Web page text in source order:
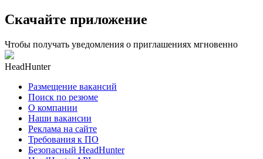
Скачайте приложение
Чтобы получать уведомления о приглашениях мгновенно
HeadHunter
Размещение вакансий
Поиск по резюме
О компании
Наши вакансии
Реклама на сайте
Требования к ПО
Безопасный HeadHunter